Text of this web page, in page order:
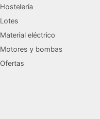
Hostelería
Lotes
Material eléctrico
Motores y bombas
Ofertas